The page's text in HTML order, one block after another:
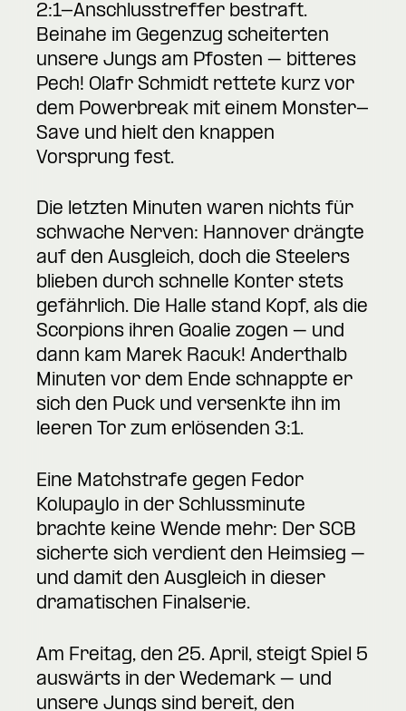
2:1-Anschlusstreffer bestraft.
Beinahe im Gegenzug scheiterten
unsere Jungs am Pfosten – bitteres
Pech! Olafr Schmidt rettete kurz vor
dem Powerbreak mit einem Monster-
Save und hielt den knappen
Vorsprung fest.
Die letzten Minuten waren nichts für
schwache Nerven: Hannover drängte
auf den Ausgleich, doch die Steelers
blieben durch schnelle Konter stets
gefährlich. Die Halle stand Kopf, als die
Scorpions ihren Goalie zogen – und
dann kam Marek Racuk! Anderthalb
Minuten vor dem Ende schnappte er
sich den Puck und versenkte ihn im
leeren Tor zum erlösenden 3:1.
Eine Matchstrafe gegen Fedor
Kolupaylo in der Schlussminute
brachte keine Wende mehr: Der SCB
sicherte sich verdient den Heimsieg –
und damit den Ausgleich in dieser
dramatischen Finalserie.
Am Freitag, den 25. April, steigt Spiel 5
auswärts in der Wedemark – und
unsere Jungs sind bereit, den